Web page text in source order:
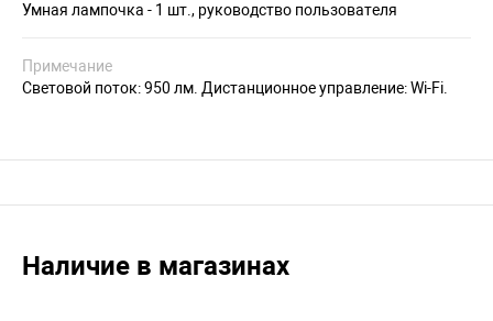
Умная лампочка - 1 шт., руководство пользователя
Примечание
Световой поток: 950 лм. Дистанционное управление: Wi-Fi.
Наличие в магазинах